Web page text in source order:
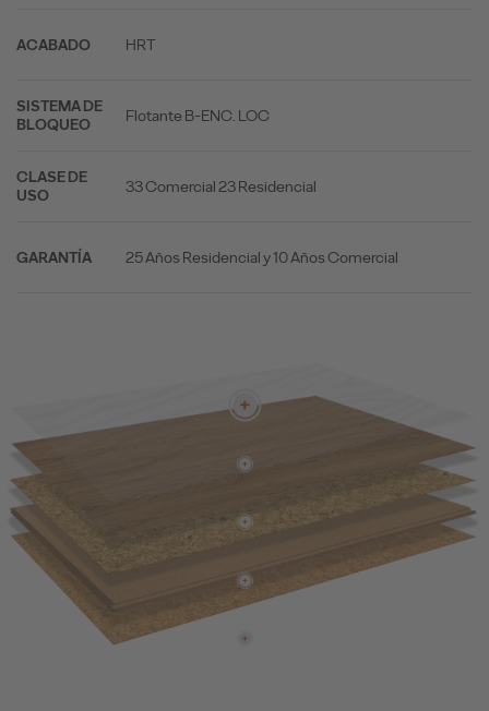
ACABADO HRT
SISTEMA DE
BLOQUEO
Flotante B-ENC. LOC
CLASE DE
USO
33 Comercial 23 Residencial
GARANTÍA 25 Años Residencial y 10 Años Comercial